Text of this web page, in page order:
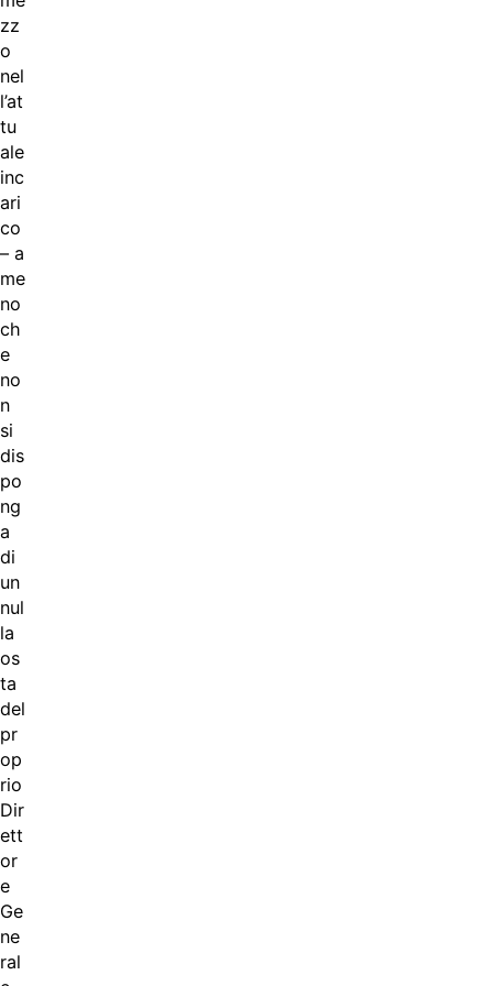
zz
o
nel
l’at
tu
ale
inc
ari
co
– a
me
no
ch
e
no
n
si
dis
po
ng
a
di
un
nul
la
os
ta
del
pr
op
rio
Dir
ett
or
e
Ge
ne
ral